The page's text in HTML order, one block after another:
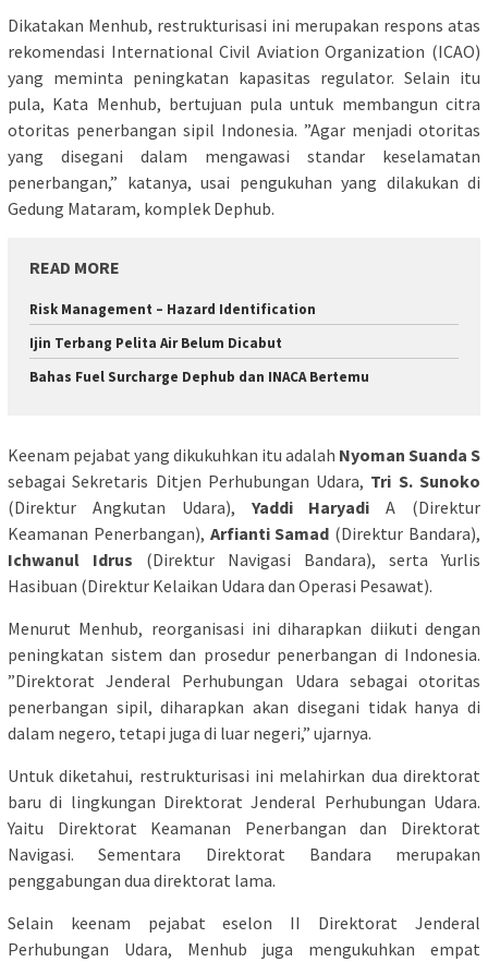
Dikatakan Menhub, restrukturisasi ini merupakan respons atas
rekomendasi International Civil Aviation Organization (ICAO)
yang meminta peningkatan kapasitas regulator. Selain itu
pula, Kata Menhub, bertujuan pula untuk membangun citra
otoritas penerbangan sipil Indonesia. ”Agar menjadi otoritas
yang disegani dalam mengawasi standar keselamatan
penerbangan,” katanya, usai pengukuhan yang dilakukan di
Gedung Mataram, komplek Dephub.
READ MORE
Risk Management – Hazard Identification
Ijin Terbang Pelita Air Belum Dicabut
Bahas Fuel Surcharge Dephub dan INACA Bertemu
Keenam pejabat yang dikukuhkan itu adalah Nyoman Suanda S
sebagai Sekretaris Ditjen Perhubungan Udara, Tri S. Sunoko
(Direktur Angkutan Udara), Yaddi Haryadi A (Direktur
Keamanan Penerbangan), Arfianti Samad (Direktur Bandara),
Ichwanul Idrus (Direktur Navigasi Bandara), serta Yurlis
Hasibuan (Direktur Kelaikan Udara dan Operasi Pesawat).
Menurut Menhub, reorganisasi ini diharapkan diikuti dengan
peningkatan sistem dan prosedur penerbangan di Indonesia.
”Direktorat Jenderal Perhubungan Udara sebagai otoritas
penerbangan sipil, diharapkan akan disegani tidak hanya di
dalam negero, tetapi juga di luar negeri,” ujarnya.
Untuk diketahui, restrukturisasi ini melahirkan dua direktorat
baru di lingkungan Direktorat Jenderal Perhubungan Udara.
Yaitu Direktorat Keamanan Penerbangan dan Direktorat
Navigasi. Sementara Direktorat Bandara merupakan
penggabungan dua direktorat lama.
Selain keenam pejabat eselon II Direktorat Jenderal
Perhubungan Udara, Menhub juga mengukuhkan empat